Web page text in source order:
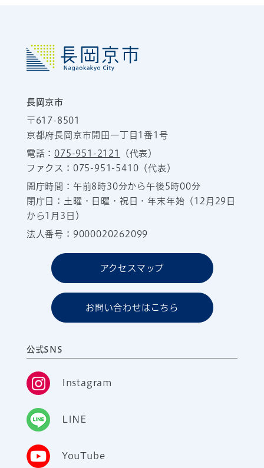
長岡京市
〒617-8501
京都府長岡京市開田一丁目1番1号
電話：075-951-2121
（代表）
ファクス：075-951-5410（代表）
開庁時間：午前8時30分から午後5時00分
閉庁日：土曜・日曜・祝日・年末年始（12月29日
から1月3日）
法人番号：9000020262099
アクセスマップ
お問い合わせはこちら
公式SNS
Instagram
LINE
YouTube